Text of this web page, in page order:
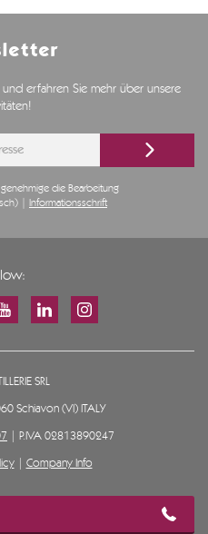
erfahren Sie mehr über unsere
die Bearbeitung
|
Informationsschrift
SRL
Schiavon (VI) ITALY
| P.IVA 02813890247
| Company Info